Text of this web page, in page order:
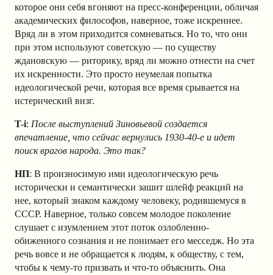
которое они себя вгоняют на пресс-конференции, обличая
академических философов, наверное, тоже искреннее.
Вряд ли в этом приходится сомневаться. Но то, что они
при этом используют советскую — по существу
ждановскую — риторику, вряд ли можно отнести на счет
их искренности. Это просто неумелая попытка
идеологической речи, которая все время срывается на
истерический визг.
T-i: После выступлений Зиновьевой создается
впечатление, что сейчас вернулись 1930-40-е и идет
поиск врагов народа. Это так?
НП: В произносимую ими идеологическую речь
исторически и семантически зашит шлейф реакций на
нее, который знаком каждому человеку, родившемуся в
СССР. Наверное, только совсем молодое поколение
слушает с изумлением этот поток озлобленно-
обиженного сознания и не понимает его месседж. Но эта
речь вовсе и не обращается к людям, к обществу, с тем,
чтобы к чему-то призвать и что-то объяснить. Она